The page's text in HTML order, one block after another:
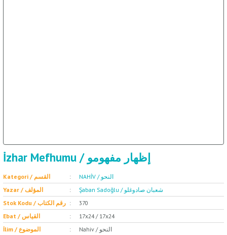
İzhar Mefhumu / إظهار مفهومو
Kategori / القسم
NAHİV / النحو
Yazar / المؤلف
Şaban Sadoğlu / شعبان صادوغلو
Stok Kodu / رقم الكتاب
370
Ebat / القياس
17x24 / 17x24
İlim / الموضوع
Nahiv / النحو